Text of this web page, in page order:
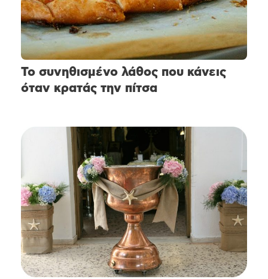
Το συνηθισμένο λάθος που κάνεις
όταν κρατάς την πίτσα